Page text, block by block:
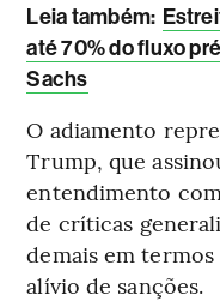
Leia também:
até 70% do fluxo
Sachs
O adiamento
Trump, que
entendimento
de críticas
demais em
alívio de sanções.